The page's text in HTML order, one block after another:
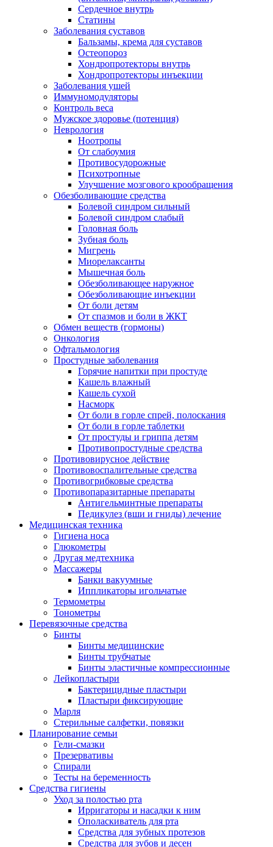
Сердечное внутрь
Статины
Заболевания суставов
Бальзамы, крема для суставов
Остеопороз
Хондропротекторы внутрь
Хондропротекторы инъекции
Заболевания ушей
Иммуномодуляторы
Контроль веса
Мужское здоровье (потенция)
Неврология
Ноотропы
От слабоумия
Противосудорожные
Психотропные
Улучшение мозгового крообращения
Обезболивающие средства
Болевой синдром сильный
Болевой синдром слабый
Головная боль
Зубная боль
Мигрень
Миорелаксанты
Мышечная боль
Обезболивающее наружное
Обезболивающие инъекции
От боли детям
От спазмов и боли в ЖКТ
Обмен веществ (гормоны)
Онкология
Офтальмология
Простудные заболевания
Горячие напитки при простуде
Кашель влажный
Кашель сухой
Насморк
От боли в горле спрей, полоскания
От боли в горле таблетки
От простуды и гриппа детям
Противопростудные средства
Противовирусное действие
Противовоспалительные средства
Противогрибковые средства
Противопаразитарные препараты
Антигельминтные препараты
Педикулез (вши и гниды) лечение
Медицинская техника
Гигиена носа
Глюкометры
Другая медтехника
Массажеры
Банки вакуумные
Иппликаторы игольчатые
Термометры
Тонометры
Перевязочные средства
Бинты
Бинты медицинские
Бинты трубчатые
Бинты эластичные компрессионные
Лейкопластыри
Бактерицидные пластыри
Пластыри фиксирующие
Марля
Стерильные салфетки, повязки
Планирование семьи
Гели-смазки
Презервативы
Спирали
Тесты на беременность
Средства гигиены
Уход за полостью рта
Ирригаторы и насадки к ним
Ополаскиватель для рта
Средства для зубных протезов
Средства для зубов и десен